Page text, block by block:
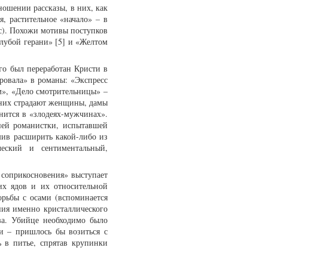
рассказы, в них, как
«начало» – в
Похожи мотивы поступков
герани» [5] и «Желтом
был переработан Кристи в
в романы: «Экспресс
«Дело смотрительницы» –
страдают женщины, дамы
в «злодеях-мужчинах».
романистки, испытавшей
расширить какой-либо из
и сентиментальный,
выступает
ядов и их относительной
с осами (вспоминается
именно кристаллического
Убийце необходимо было
– пришлось бы возиться с
питье, спрятав крупинки